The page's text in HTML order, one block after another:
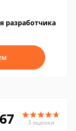
разработчика
3 оценки